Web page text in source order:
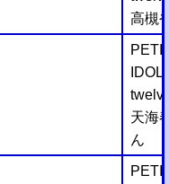
高槻
天海
ん